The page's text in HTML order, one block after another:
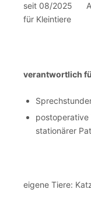
seit 08/2025
für Kleintiere
verantwortlich
postoperative
stationärer
eigene Tiere: